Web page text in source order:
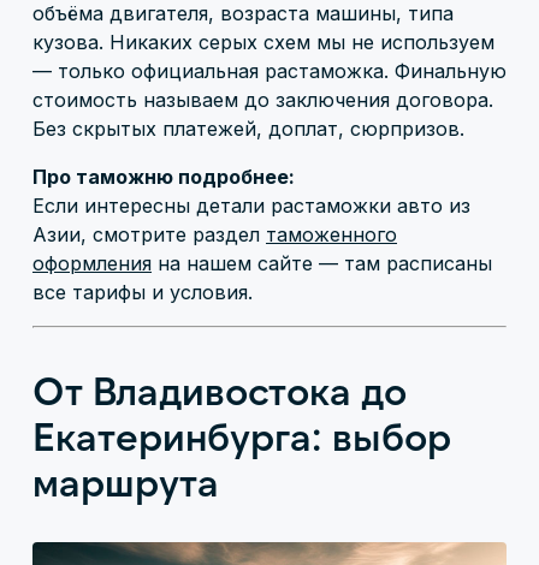
объёма двигателя, возраста машины, типа
кузова. Никаких серых схем мы не используем
— только официальная растаможка. Финальную
стоимость называем до заключения договора.
Без скрытых платежей, доплат, сюрпризов.
Про таможню подробнее:
Если интересны детали растаможки авто из
Азии, смотрите раздел таможенного
оформления на нашем сайте — там расписаны
все тарифы и условия.
От Владивостока до
Екатеринбурга: выбор
маршрута